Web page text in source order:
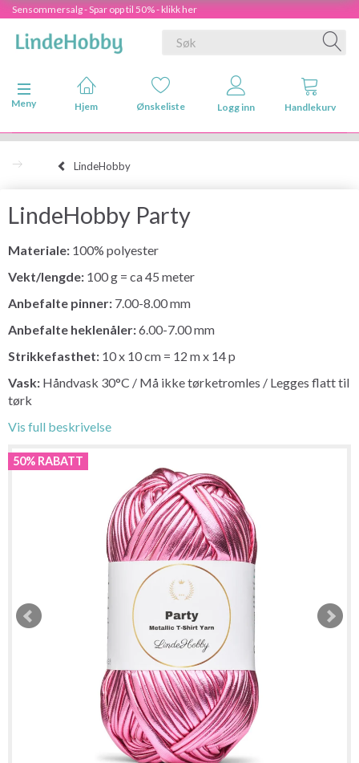
Sensommersalg - Spar opp til 50% - klikk her
Veksle navigasjon
Meny
Hjem Ønskeliste Logg inn Handlekurv
LindeHobby
LindeHobby Party
Materiale: 100% polyester
Vekt/lengde: 100 g = ca 45 meter
Anbefalte pinner: 7.00-8.00 mm
Anbefalte heklenåler:6.00-7.00 mm
Strikkefasthet: 10 x 10 cm = 12 m x 14 p
Vask: Håndvask 30°C / Må ikke tørketromles / Legges flatt til
tørk
Vis full beskrivelse
50% RABATT